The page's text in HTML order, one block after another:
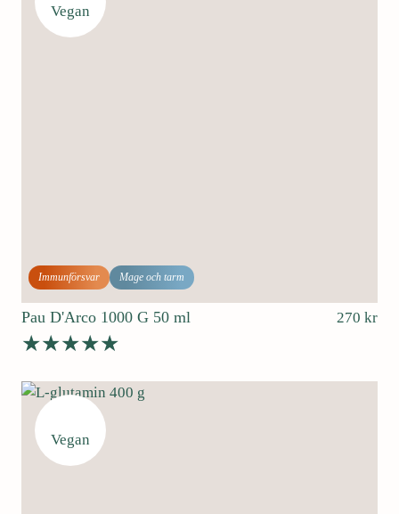
Immunförsvar Mage och tarm
Vegan
Pau D'Arco 1000 G 50 ml
Betygsatt
5.00av 5
270 kr
Vegan